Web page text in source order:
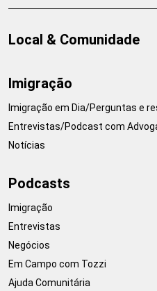
Local & Comunidade
Imigração
Imigração em Dia/Perguntas e
Entrevistas/Podcast com
Notícias
Podcasts
Imigração
Entrevistas
Negócios
Em Campo com Tozzi
Ajuda Comunitária